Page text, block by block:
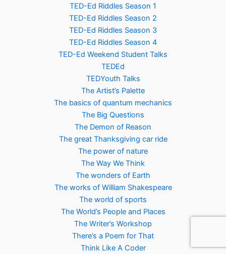
TED-Ed Riddles Season 1
TED-Ed Riddles Season 2
TED-Ed Riddles Season 3
TED-Ed Riddles Season 4
TED-Ed Weekend Student Talks
TEDEd
TEDYouth Talks
The Artist’s Palette
The basics of quantum mechanics
The Big Questions
The Demon of Reason
The great Thanksgiving car ride
The power of nature
The Way We Think
The wonders of Earth
The works of William Shakespeare
The world of sports
The World’s People and Places
The Writer’s Workshop
There’s a Poem for That
Think Like A Coder